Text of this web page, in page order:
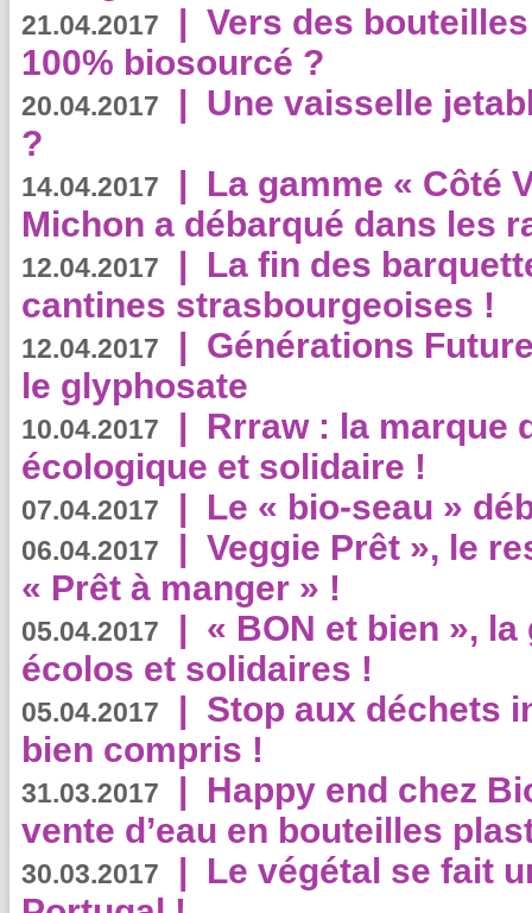
21.04.2017 | Vers des
100% biosourcé ?
20.04.2017 | Une vaisselle
?
14.04.2017 | La gamme « Côté
Michon a débarqué dans les
12.04.2017 | La fin des
cantines strasbourgeoises !
12.04.2017 | Générations
le glyphosate
10.04.2017 | Rrraw : la marque
écologique et solidaire !
07.04.2017 | Le « bio-seau »
06.04.2017 | Veggie Prêt », le
« Prêt à manger » !
05.04.2017 | « BON et bien »,
écolos et solidaires !
05.04.2017 | Stop aux déchets
bien compris !
31.03.2017 | Happy end chez
vente d’eau en bouteilles
30.03.2017 | Le végétal se fait